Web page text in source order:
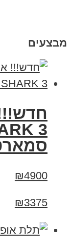
מבצעים
חדש!!!
3
₪4900
₪3375